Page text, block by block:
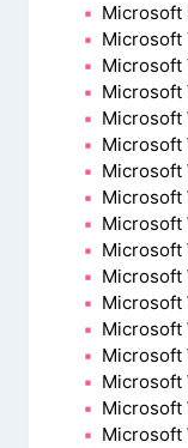
Microsoft
Microsoft
Microsoft
Microsoft
Microsoft
Microsoft
Microsoft
Microsoft
Microsoft
Microsoft
Microsoft
Microsoft
Microsoft
Microsoft
Microsoft
Microsoft
Microsoft